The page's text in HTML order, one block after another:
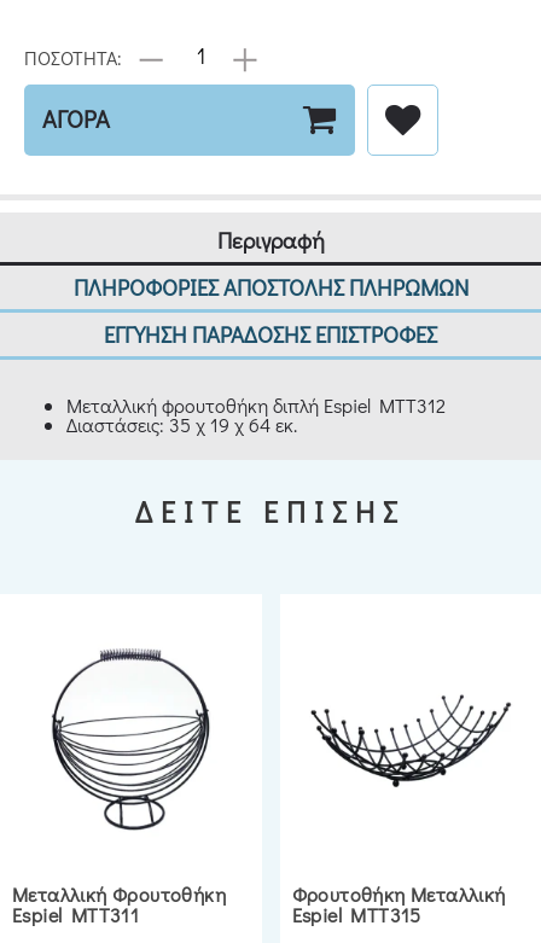
ΠΟΣΟΤΗΤΑ:
ΑΓΟΡΑ
Περιγραφή
ΠΛΗΡΟΦΟΡΙΕΣ ΑΠΟΣΤΟΛΗΣ ΠΛΗΡΩΜΩΝ
ΕΓΓΥΗΣΗ ΠΑΡΑΔΟΣΗΣ ΕΠΙΣΤΡΟΦΕΣ
Μεταλλική φρουτοθήκη διπλή Espiel MTT312
Διαστάσεις: 35 χ 19 χ 64 εκ.
ΔΕΙΤΕ ΕΠΙΣΗΣ
Μεταλλική Φρουτοθήκη
Espiel MTT311
Φρουτοθήκη Μεταλλική
Espiel MTT315